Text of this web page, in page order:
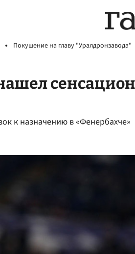
Покушение на главу "Уралдронзавода"
к назначению в «Фенербахче»